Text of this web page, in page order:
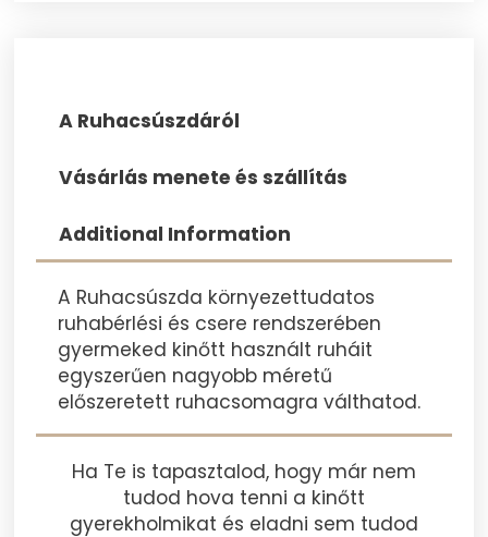
A Ruhacsúszdáról
Vásárlás menete és szállítás
Additional Information
A Ruhacsúszda környezettudatos
ruhabérlési és csere rendszerében
gyermeked kinőtt használt ruháit
egyszerűen nagyobb méretű
előszeretett ruhacsomagra válthatod.
Ha Te is tapasztalod, hogy már nem
tudod hova tenni a kinőtt
gyerekholmikat és eladni sem tudod